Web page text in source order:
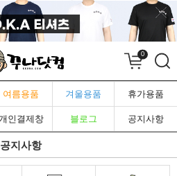
0
여름용품 겨울용품 휴가용품
인결제창 블로그 공지사항
공지사항